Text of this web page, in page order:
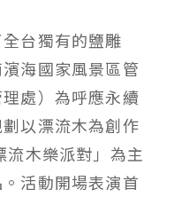
台獨有的鹽雕
海國家風景區管
處）為呼應永續
以漂流木為創作
木樂派對」為主
活動開場表演首